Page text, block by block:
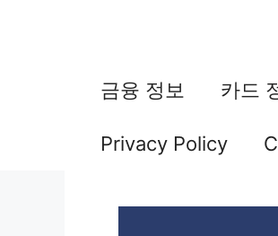
금융 정보 카드
Privacy Policy